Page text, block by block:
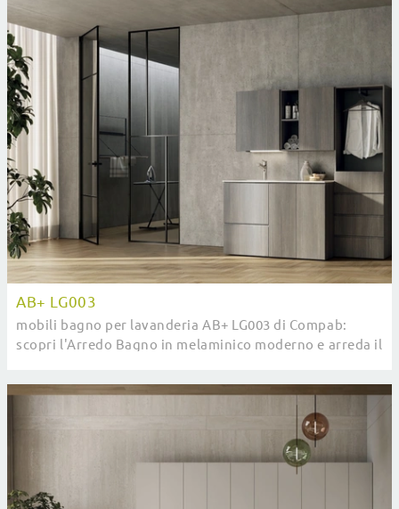
AB+ LG003
mobili bagno per lavanderia AB+ LG003 di Compab:
scopri l'Arredo Bagno in melaminico moderno e arreda il